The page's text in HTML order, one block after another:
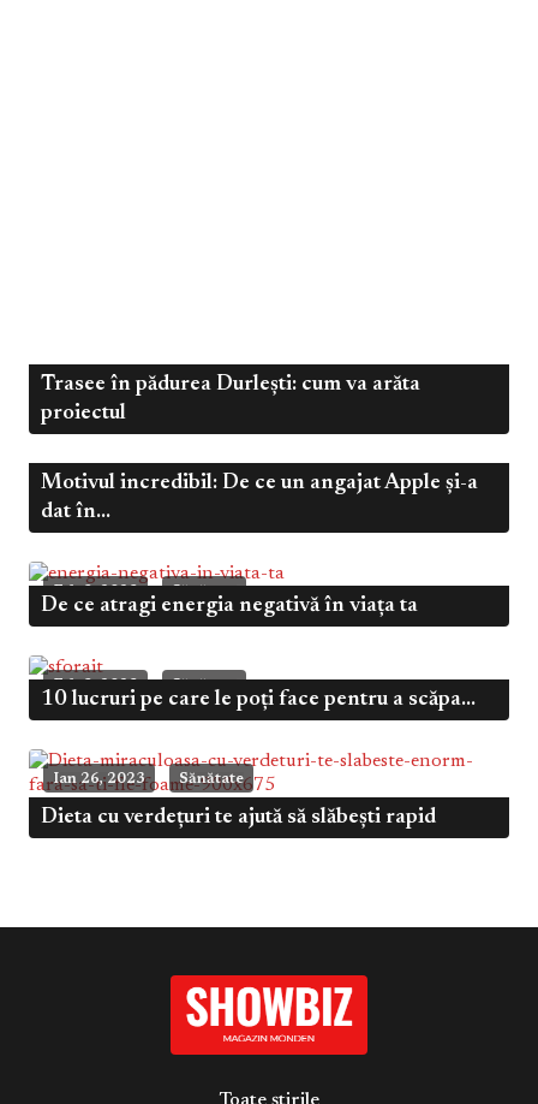
Dec 4, 2024 Călătorii,Sănătate
Trasee în pădurea Durlești: cum va arăta
proiectul
Dec 4, 2024 Sănătate
Motivul incredibil: De ce un angajat Apple și-a
dat în...
De ce atragi energia negativă în viața ta
10 lucruri pe care le poți face pentru a scăpa...
Ian 26, 2023 Sănătate
Dieta cu verdețuri te ajută să slăbești rapid